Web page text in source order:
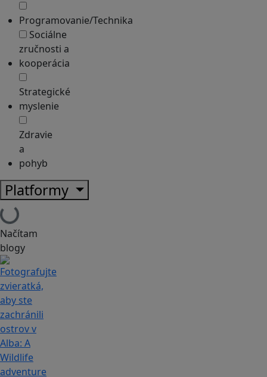
Programovanie/Technika
Sociálne
zručnosti a
kooperácia
Strategické
myslenie
Zdravie
a
pohyb
Platformy
Načítam
blogy